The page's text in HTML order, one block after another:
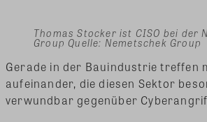
Thomas Stocker ist CISO bei der
Group Quelle: Nemetschek Group
Gerade in der Bauindustrie treffen
aufeinander, die diesen Sektor
verwundbar gegenüber